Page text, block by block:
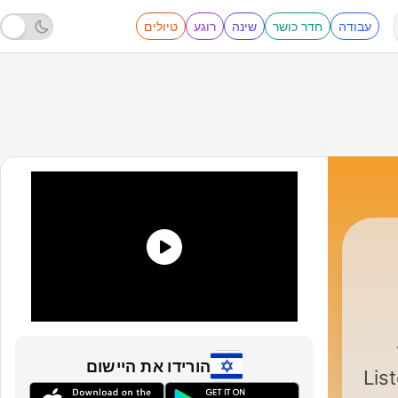
עבודה חדר כושר שינה רוגע טיולים
הורידו את היישום